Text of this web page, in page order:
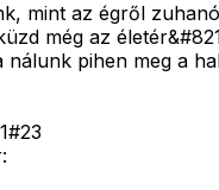
mint az égről
még az
nálunk pihen meg a
#23